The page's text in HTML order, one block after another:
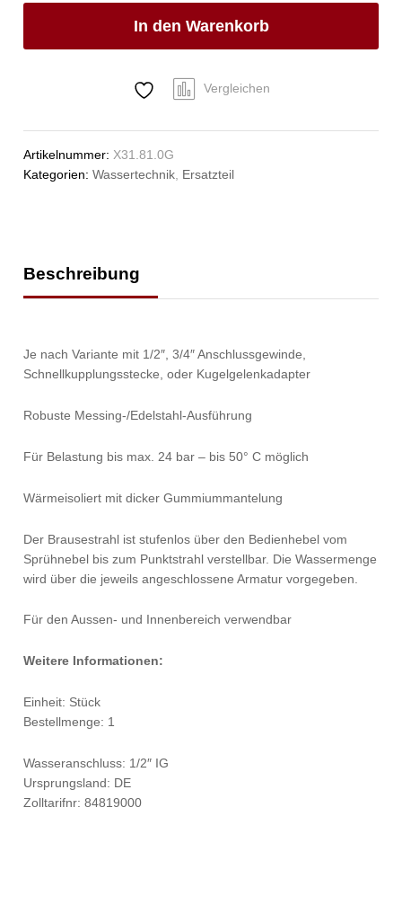
In den Warenkorb
Vergleichen
Artikelnummer:X31.81.0G
Kategorien:Wassertechnik, Ersatzteil
Beschreibung
Je nach Variante mit 1/2″, 3/4″ Anschlussgewinde,
Schnellkupplungsstecke, oder Kugelgelenkadapter
Robuste Messing-/Edelstahl-Ausführung
Für Belastung bis max. 24 bar – bis 50° C möglich
Wärmeisoliert mit dicker Gummiummantelung
Der Brausestrahl ist stufenlos über den Bedienhebel vom
Sprühnebel bis zum Punktstrahl verstellbar. Die Wassermenge
wird über die jeweils angeschlossene Armatur vorgegeben.
Für den Aussen- und Innenbereich verwendbar
Weitere Informationen:
Einheit: Stück
Bestellmenge: 1
Wasseranschluss: 1/2″ IG
Ursprungsland: DE
Zolltarifnr: 84819000